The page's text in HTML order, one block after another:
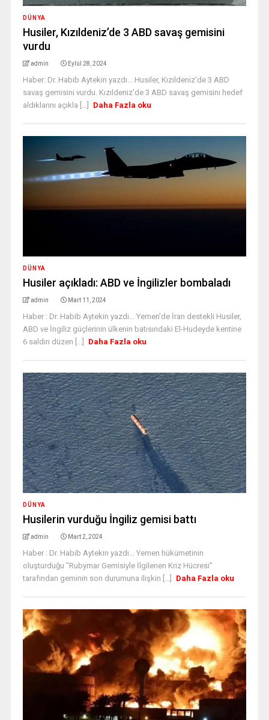
DÜNYA
Husiler, Kızıldeniz’de 3 ABD savaş gemisini
vurdu
admin Eylül 28, 2024
Haber: Dr. Habib Aytekin yazdı... Husiler, Kızıldeniz'de 3 ABD
savaş gemisini vurdu. Kızıldeniz'de 3 ABD savaş gemisini hedef
aldıklarını açıkla [...]
Daha Fazla oku
DÜNYA
Husiler açıkladı: ABD ve İngilizler bombaladı
admin Mart 11, 2024
Haber : Dr. Habib Aytekin yazdı... Yemen'de İran destekli Husiler,
ABD ve İngiliz güçlerinin ülkenin batısındaki El-Hudeyde kentine
6 saldırı düzen [...]
Daha Fazla oku
DÜNYA
Husilerin vurduğu İngiliz gemisi battı
admin Mart 2, 2024
Haber : Dr. Habib Aytekin yazdı... Yemen hükümetinin
oluşturduğu "Rubymar Gemisiyle İlgilenen Kriz Hücresi"
tarafından geminin son durumuna ilişkin [...]
Daha Fazla oku